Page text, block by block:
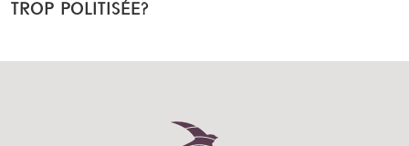
TROP POLITISÉE?